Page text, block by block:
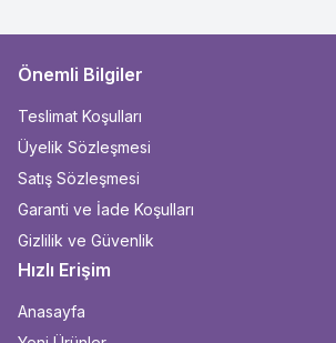
Önemli Bilgiler
Teslimat Koşulları
Üyelik Sözleşmesi
Satış Sözleşmesi
Garanti ve İade Koşulları
Gizlilik ve Güvenlik
Hızlı Erişim
Anasayfa